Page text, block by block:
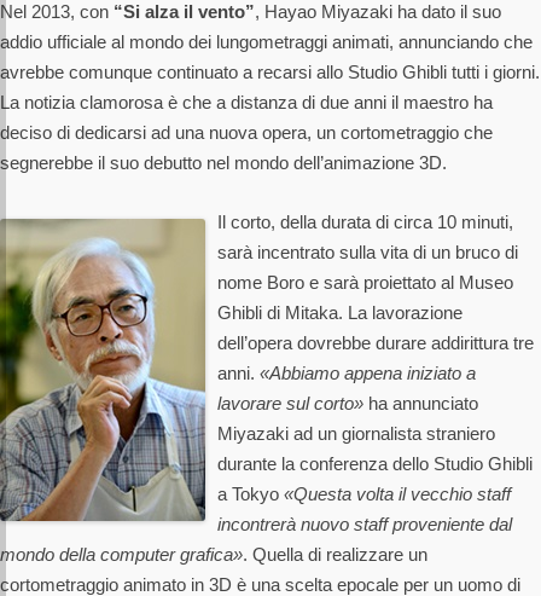
Nel 2013, con “Si alza il vento”, Hayao Miyazaki ha dato il suo
addio ufficiale al mondo dei lungometraggi animati, annunciando che
avrebbe comunque continuato a recarsi allo Studio Ghibli tutti i giorni.
La notizia clamorosa è che a distanza di due anni il maestro ha
deciso di dedicarsi ad una nuova opera, un cortometraggio che
segnerebbe il suo debutto nel mondo dell’animazione 3D.
Il corto, della durata di circa 10 minuti,
sarà incentrato sulla vita di un bruco di
nome Boro e sarà proiettato al Museo
Ghibli di Mitaka. La lavorazione
dell’opera dovrebbe durare addirittura tre
anni. «Abbiamo appena iniziato a
lavorare sul corto» ha annunciato
Miyazaki ad un giornalista straniero
durante la conferenza dello Studio Ghibli
a Tokyo «Questa volta il vecchio staff
incontrerà nuovo staff proveniente dal
mondo della computer grafica». Quella di realizzare un
cortometraggio animato in 3D è una scelta epocale per un uomo di